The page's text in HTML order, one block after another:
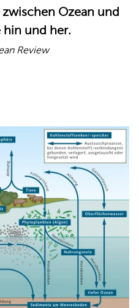
Ozean und
hin und her.
Review